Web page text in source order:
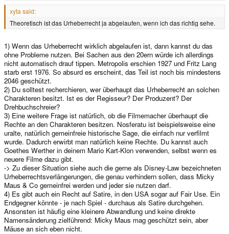
xyta said:
Theoretisch ist das Urheberrecht ja abgelaufen, wenn ich das richtig sehe.
1) Wenn das Urheberrecht wirklich abgelaufen ist, dann kannst du das
ohne Probleme nutzen. Bei Sachen aus den 20ern würde ich allerdings
nicht automatisch drauf tippen. Metropolis erschien 1927 und Fritz Lang
starb erst 1976. So absurd es erscheint, das Teil ist noch bis mindestens
2046 geschützt.
2) Du solltest recherchieren, wer überhaupt das Urheberrecht an solchen
Charakteren besitzt. Ist es der Regisseur? Der Produzent? Der
Drehbuchschreier?
3) Eine weitere Frage ist natürlich, ob die Filmemacher überhaupt die
Rechte an den Charakteren besitzen. Nosferatu ist beispielsweise eine
uralte, natürlich gemeinfreie historische Sage, die einfach nur verfilmt
wurde. Dadurch erwirbt man natürlich keine Rechte. Du kannst auch
Goethes Werther in deinem Mario Kart-Klon verwenden, selbst wenn es
neuere Filme dazu gibt.
-> Zu dieser Situation siehe auch die gerne als Disney-Law bezeichneten
Urheberrechtsverlängerungen, die genau verhindern sollen, dass Micky
Maus & Co gemeinfrei werden und jeder sie nutzen darf.
4) Es gibt auch ein Recht auf Satire, in den USA sogar auf Fair Use. Ein
Endgegner könnte - je nach Spiel - durchaus als Satire durchgehen.
Ansonsten ist häufig eine kleinere Abwandlung und keine direkte
Namensänderung zielführend: Micky Maus mag geschützt sein, aber
Mäuse an sich eben nicht.